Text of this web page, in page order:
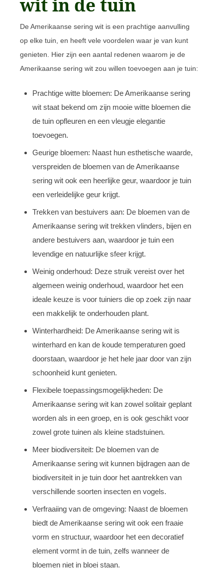
De Amerikaanse sering wit is een prachtige aanvulling
op elke tuin, en heeft vele voordelen waar je van kunt
genieten. Hier zijn een aantal redenen waarom je de
Amerikaanse sering wit zou willen toevoegen aan je tuin:
Prachtige witte bloemen: De Amerikaanse sering
wit staat bekend om zijn mooie witte bloemen die
de tuin opfleuren en een vleugje elegantie
toevoegen.
Geurige bloemen: Naast hun esthetische waarde,
verspreiden de bloemen van de Amerikaanse
sering wit ook een heerlijke geur, waardoor je tuin
een verleidelijke geur krijgt.
Trekken van bestuivers aan: De bloemen van de
Amerikaanse sering wit trekken vlinders, bijen en
andere bestuivers aan, waardoor je tuin een
levendige en natuurlijke sfeer krijgt.
Weinig onderhoud: Deze struik vereist over het
algemeen weinig onderhoud, waardoor het een
ideale keuze is voor tuiniers die op zoek zijn naar
een makkelijk te onderhouden plant.
Winterhardheid: De Amerikaanse sering wit is
winterhard en kan de koude temperaturen goed
doorstaan, waardoor je het hele jaar door van zijn
schoonheid kunt genieten.
Flexibele toepassingsmogelijkheden: De
Amerikaanse sering wit kan zowel solitair geplant
worden als in een groep, en is ook geschikt voor
zowel grote tuinen als kleine stadstuinen.
Meer biodiversiteit: De bloemen van de
Amerikaanse sering wit kunnen bijdragen aan de
biodiversiteit in je tuin door het aantrekken van
verschillende soorten insecten en vogels.
Verfraaiing van de omgeving: Naast de bloemen
biedt de Amerikaanse sering wit ook een fraaie
vorm en structuur, waardoor het een decoratief
element vormt in de tuin, zelfs wanneer de
bloemen niet in bloei staan.